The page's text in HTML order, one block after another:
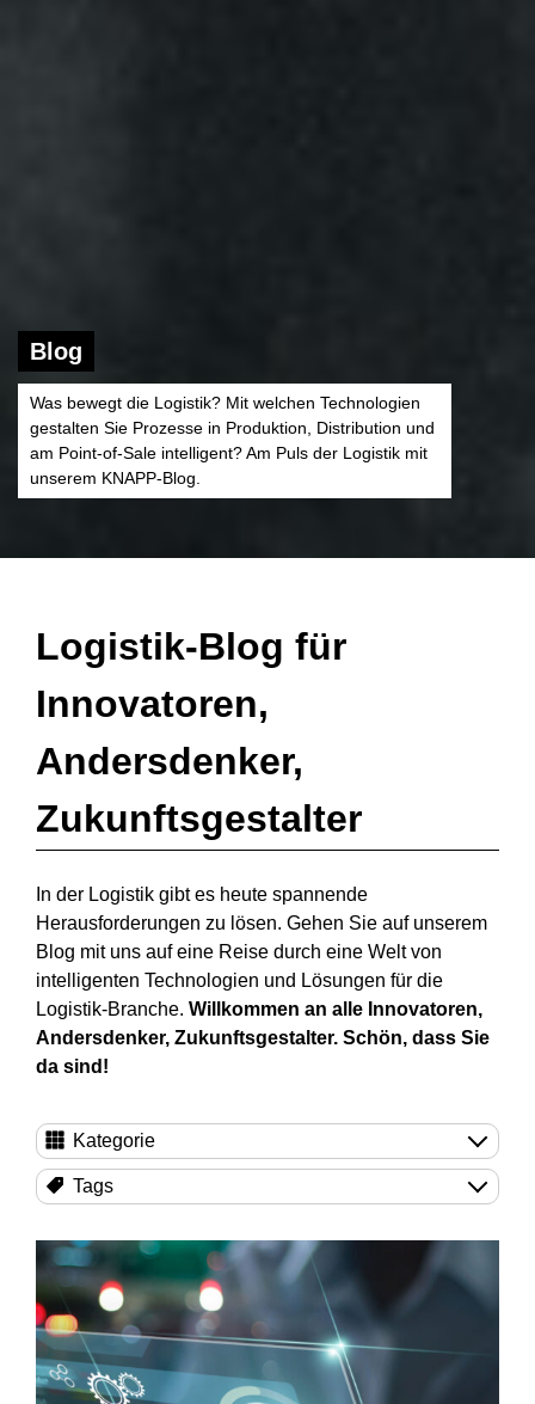
Blog
Was bewegt die Logistik? Mit welchen Technologien
gestalten Sie Prozesse in Produktion, Distribution und
am Point-of-Sale intelligent? Am Puls der Logistik mit
unserem KNAPP-Blog.
Logistik-Blog für
Innovatoren,
Andersdenker,
Zukunftsgestalter
In der Logistik gibt es heute spannende
Herausforderungen zu lösen. Gehen Sie auf unserem
Blog mit uns auf eine Reise durch eine Welt von
intelligenten Technologien und Lösungen für die
Logistik-Branche. Willkommen an alle Innovatoren,
Andersdenker, Zukunftsgestalter. Schön, dass Sie
da sind!